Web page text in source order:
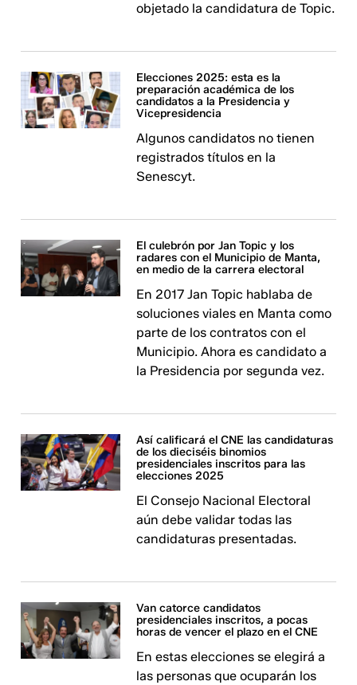
objetado la candidatura de Topic.
Elecciones 2025: esta es la
preparación académica de los
candidatos a la Presidencia y
Vicepresidencia
Algunos candidatos no tienen
registrados títulos en la
Senescyt.
El culebrón por Jan Topic y los
radares con el Municipio de Manta,
en medio de la carrera electoral
En 2017 Jan Topic hablaba de
soluciones viales en Manta como
parte de los contratos con el
Municipio. Ahora es candidato a
la Presidencia por segunda vez.
Así calificará el CNE las candidaturas
de los dieciséis binomios
presidenciales inscritos para las
elecciones 2025
El Consejo Nacional Electoral
aún debe validar todas las
candidaturas presentadas.
Van catorce candidatos
presidenciales inscritos, a pocas
horas de vencer el plazo en el CNE
En estas elecciones se elegirá a
las personas que ocuparán los